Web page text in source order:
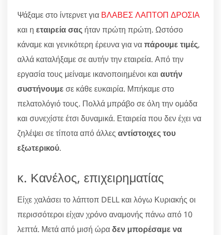
Ψάξαμε στο ίντερνετ για ΒΛΑΒΕΣ ΛΑΠΤΟΠ ΔΡΟΣΙΑ
και η εταιρεία σας ήταν πρώτη πρώτη. Ωστόσο
κάναμε και γενικότερη έρευνα για ναπάρουμε τιμές,
αλλά καταλήξαμε σε αυτήν την εταιρεία. Από την
εργασία τους μείναμε ικανοποιημένοι και αυτήν
συστήνουμε σε κάθε ευκαιρία. Μπήκαμε στο
πελατολόγιό τους. Πολλά μπράβο σε όλη την ομάδα
και συνεχίστε έτσι δυναμικά. Εταιρεία που δεν έχει να
ζηλέψει σε τίποτα από άλλες αντίστοιχες του
εξωτερικού.
κ. Κανέλος, επιχειρηματίας
Είχε χαλάσει το λάπτοπ DELL και λόγω Κυριακής οι
περισσότεροι είχαν χρόνο αναμονής πάνω από 10
λεπτά. Μετά από μισή ώραδεν μπορέσαμε να